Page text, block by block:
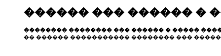
������ ��� ������ �
�������� �������� ��� ������ � �����
�� ������ ����������� �������� ���